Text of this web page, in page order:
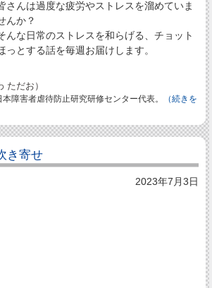
さんは過度な疲労やストレスを溜めていま
んか？
んな日常のストレスを和らげる、チョット
っとする話を毎週お届けします。
だお）
障害者虐待防止研究研修センター代表。
（続きを
き寄せ
2023年7月3日